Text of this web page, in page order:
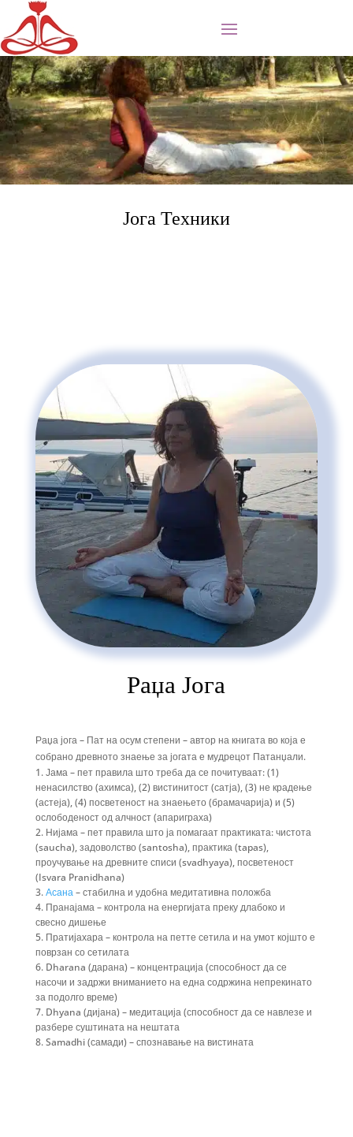
Јога Техники
Раџа Јога
Раџа јога – Пат на осум степени – автор на книгата во која е
собрано древното знаење за јогата е мудрецот Патанџали.
Јама – пет правила што треба да се почитуваат: (1)
ненасилство (ахимса), (2) вистинитост (сатја), (3) не крадење
(астеја), (4) посветеност на знаењето (брамачарија) и (5)
ослободеност од алчност (апариграха)
Нијама – пет правила што ја помагаат практиката: чистота
(saucha), задоволство (santosha), практика (tapas),
проучување на древните списи (svadhyaya), посветеност
(Isvara Pranidhana)
Асана– стабилна и удобна медитативна положба
Пранајама – контрола на енергијата преку длабоко и
свесно дишење
Пратијахара – контрола на петте сетила и на умот којшто е
поврзан со сетилата
Dharana (дарана) – концентрација (способност да се
насочи и задржи вниманието на една содржина непрекинато
за подолго време)
Dhyana (дијана) – медитација (способност да се навлезе и
разбере суштината на нештата
Samadhi (самади) – спознавање на вистината